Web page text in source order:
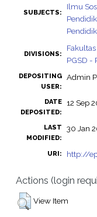
SUBJECTS:
Ilmu
DIVISIONS:
PGSD -
DEPOSITING
USER:
Admin
DATE
DEPOSITED:
12 Sep
LAST
MODIFIED:
30 Jan
URI: http://
Actions (login
View Item